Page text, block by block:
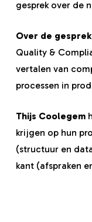
gesprek over de
Over de
Quality &
vertalen van
processen in
Thijs Coolegem
krijgen op hun
(structuur en
kant (afspraken